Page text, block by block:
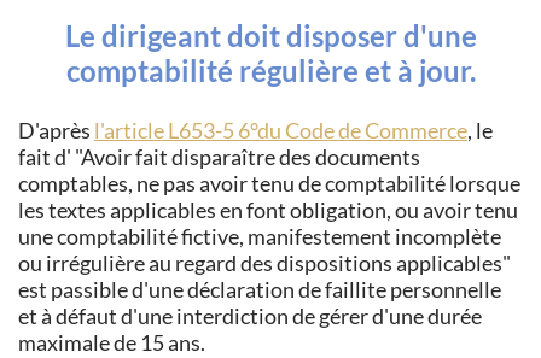
Le dirigeant doit disposer d'une
comptabilité régulière et à jour.
D'après l'article L653-5 6°du Code de Commerce, le
fait d' Avoir fait disparaître des documents
comptables, ne pas avoir tenu de comptabilité lorsque
les textes applicables en font obligation, ou avoir tenu
une comptabilité fictive, manifestement incomplète
ou irrégulière au regard des dispositions applicables
est passible d'une déclaration de faillite personnelle
et à défaut d'une interdiction de gérer d'une durée
maximale de 15 ans.